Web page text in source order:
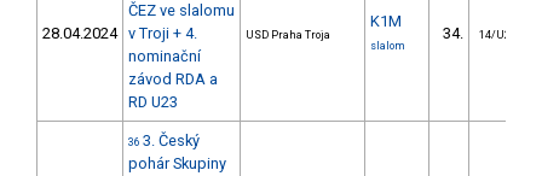
28.04.2024
ČEZ ve slalomu
v Troji + 4.
nominační
závod RDA a
RD U23
USD Praha Troja
K1M
slalom
34. 14/U23
36 3. Český
pohár Skupiny